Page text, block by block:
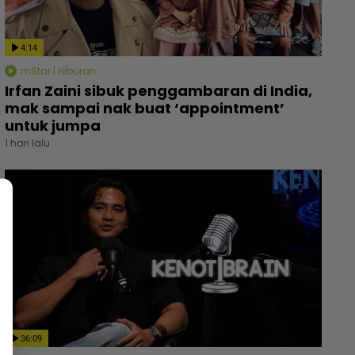
4:14
mStar | Hiburan
Irfan Zaini sibuk penggambaran di India,
mak sampai nak buat ‘appointment’
untuk jumpa
1 hari lalu
36:09